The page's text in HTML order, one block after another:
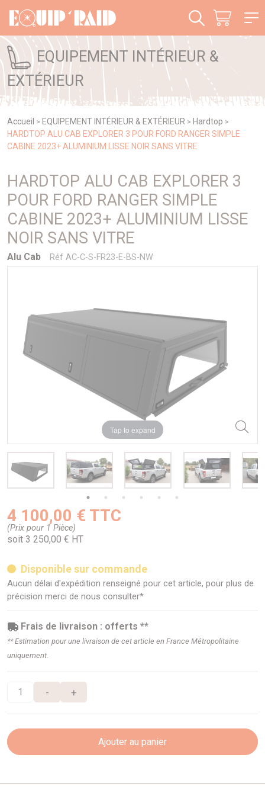
EQUIPEMENT INTÉRIEUR &
EXTÉRIEUR
Accueil > EQUIPEMENT INTÉRIEUR & EXTÉRIEUR > Hardtop >
HARDTOP ALU CAB EXPLORER 3 POUR FORD RANGER SIMPLE
CABINE 2023+ ALUMINIUM LISSE NOIR SANS VITRE
HARDTOP ALU CAB EXPLORER 3
POUR FORD RANGER SIMPLE
CABINE 2023+ ALUMINIUM LISSE
NOIR SANS VITRE
Alu Cab Réf AC-C-S-FR23-E-BS-NW
Tap to expand
4 100,00 € TTC
(Prix pour 1 Pièce)
soit 3 250,00 € HT
Disponible sur commande
Aucun délai d'expédition renseigné pour cet article, pour plus de
précision merci de nous consulter*
Frais de livraison : offerts **
** Estimation pour une livraison de cet article en France Métropolitaine
uniquement.
- +
Ajouter au panier
Panneau de gestion des cookies